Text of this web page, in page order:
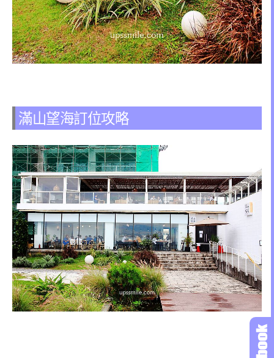
滿山望海訂位攻略